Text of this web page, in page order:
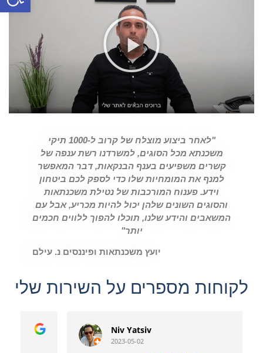
"לאחר ביצוע מוצלח של קרוב ל-1000 תיקי
משכנתא מכל הסוגים, למשרדנו רשת ענפה של
קשרים משפיעים בענף הבנקאות, דבר המאפשר
למנף את המומחיות שלו כדי לספק לכם ביטחון
וידע. פענוח המורכבות של נטילת משכנתאות
והסוגים השונים שלהן יכול להיות מכריע, אבל עם
המשאבים והידע שלנו, תוכלו להפוך ללווים חכמים
יותר"
יועץ משכנתאות ופיננסים נ. עילם
לקוחות מספרים על השירות שלי
Niv Yatsiv
2023-05-02